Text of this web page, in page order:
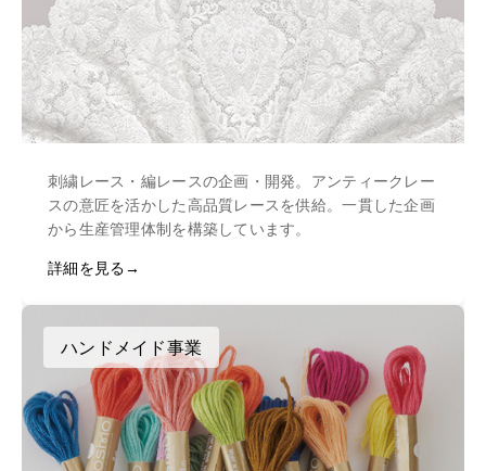
刺繍レース・編レースの企画・開発。アンティークレー
スの意匠を活かした高品質レースを供給。一貫した企画
から生産管理体制を構築しています。
詳細を見る
ハンドメイド事業